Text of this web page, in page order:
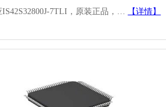
7TLI，原装正品，… 【详情】